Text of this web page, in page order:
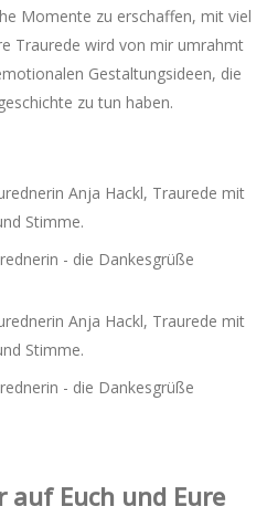
Momente zu erschaffen, mit viel
Traurede wird von mir umrahmt
Gestaltungsideen, die
zu tun haben.
auf Euch und Eure